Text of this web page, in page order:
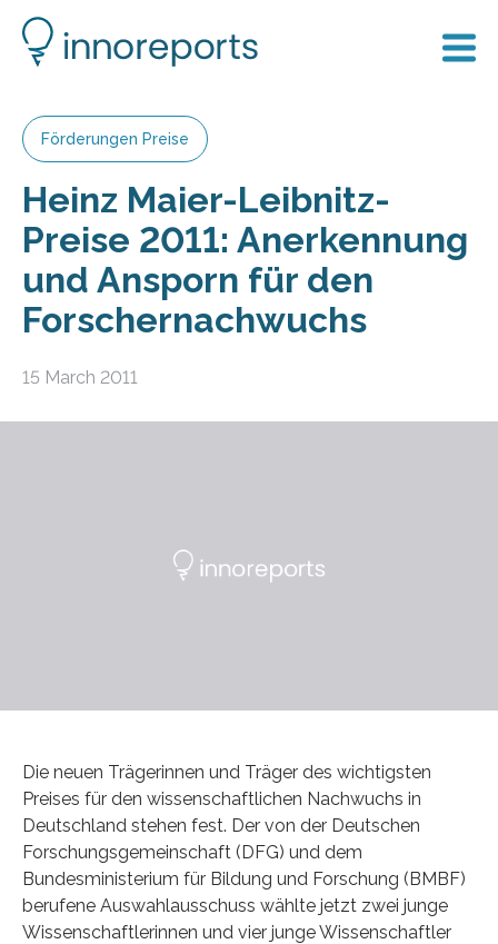
Förderungen Preise
Heinz Maier-Leibnitz-
Preise 2011: Anerkennung
und Ansporn für den
Forschernachwuchs
15 March 2011
Die neuen Trägerinnen und Träger des wichtigsten
Preises für den wissenschaftlichen Nachwuchs in
Deutschland stehen fest. Der von der Deutschen
Forschungsgemeinschaft (DFG) und dem
Bundesministerium für Bildung und Forschung (BMBF)
berufene Auswahlausschuss wählte jetzt zwei junge
Wissenschaftlerinnen und vier junge Wissenschaftler